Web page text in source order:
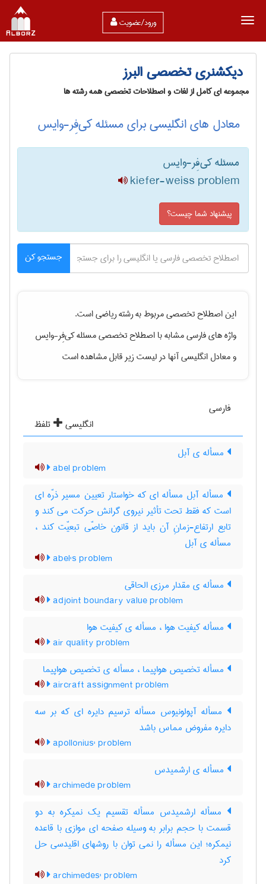
ورود/عضویت
دیکشنری تخصصی البرز
مجموعه ای کامل از لغات و اصطلاحات تخصصی همه رشته ها
معادل های انگلیسی برای مسئله کی‌فِر-وایس
مسئله کی‌فِر-وایس
kiefer-weiss problem
پیشنهاد شما چیست؟
جستجو کن
این اصطلاح تخصصی مربوط به رشتهرياضیاست.
واژه های فارسی مشابه با اصطلاح تخصصیمسئله کی‌فِر-وایس
و معادل انگلیسی آنها در لیست زیر قابل مشاهده است
فارسی
انگلیسی
تلفظ
مسأله ی آبل
abel problem
مسأله آبل مسأله ای که خواستار تعیین مسیر ذرّه ای
است که فقط تحت تأثیر نیروی گرانش حرکت می کند و
تابع ارتفاع-زمانِ آن باید از قانون خاصّی تبعیّت کند ،
مسأله ی آبل
abel's problem
مسأله ی مقدار مرزی الحاقی
adjoint boundary value problem
مسأله کیفیت هوا ، مسأله ی کیفیت هوا
air quality problem
مسأله تخصیص هواپیما ، مسأله ی تخصیص هواپیما
aircraft assignment problem
مسأله آپولونیوس مسأله ترسیم دایره ای که بر سه
دایره مفروض مماس باشد
apollonius' problem
مسأله ی ارشمیدس
archimede problem
مسأله ارشمیدس مسأله تقسیم یک نمیکره به دو
قسمت با حجم برابر به وسیله صفحه ای موازی با قاعده
نیمکره؛ این مسأله را نمی توان با روشهای اقلیدسی حل
کرد
archimedes' problem